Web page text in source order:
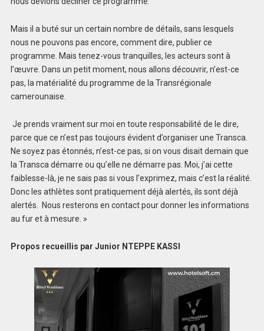
Mais il a buté sur un certain nombre de détails, sans lesquels
nous ne pouvons pas encore, comment dire, publier ce
programme. Mais tenez-vous tranquilles, les acteurs sont à
l’œuvre. Dans un petit moment, nous allons découvrir, n’est-ce
pas, la matérialité du programme de la Transrégionale
camerounaise.
Je prends vraiment sur moi en toute responsabilité de le dire,
parce que ce n’est pas toujours évident d’organiser une Transca.
Ne soyez pas étonnés, n’est-ce pas, si on vous disait demain que
la Transca démarre ou qu’elle ne démarre pas. Moi, j’ai cette
faiblesse-là, je ne sais pas si vous l’exprimez, mais c’est la réalité.
Donc les athlètes sont pratiquement déjà alertés, ils sont déjà
alertés. Nous resterons en contact pour donner les informations
au fur et à mesure. »
Propos recueillis par Junior NTEPPE KASSI